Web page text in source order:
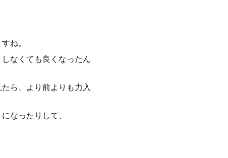
ね。
なくても良くなったん
ら、より前よりも力入
なったりして、